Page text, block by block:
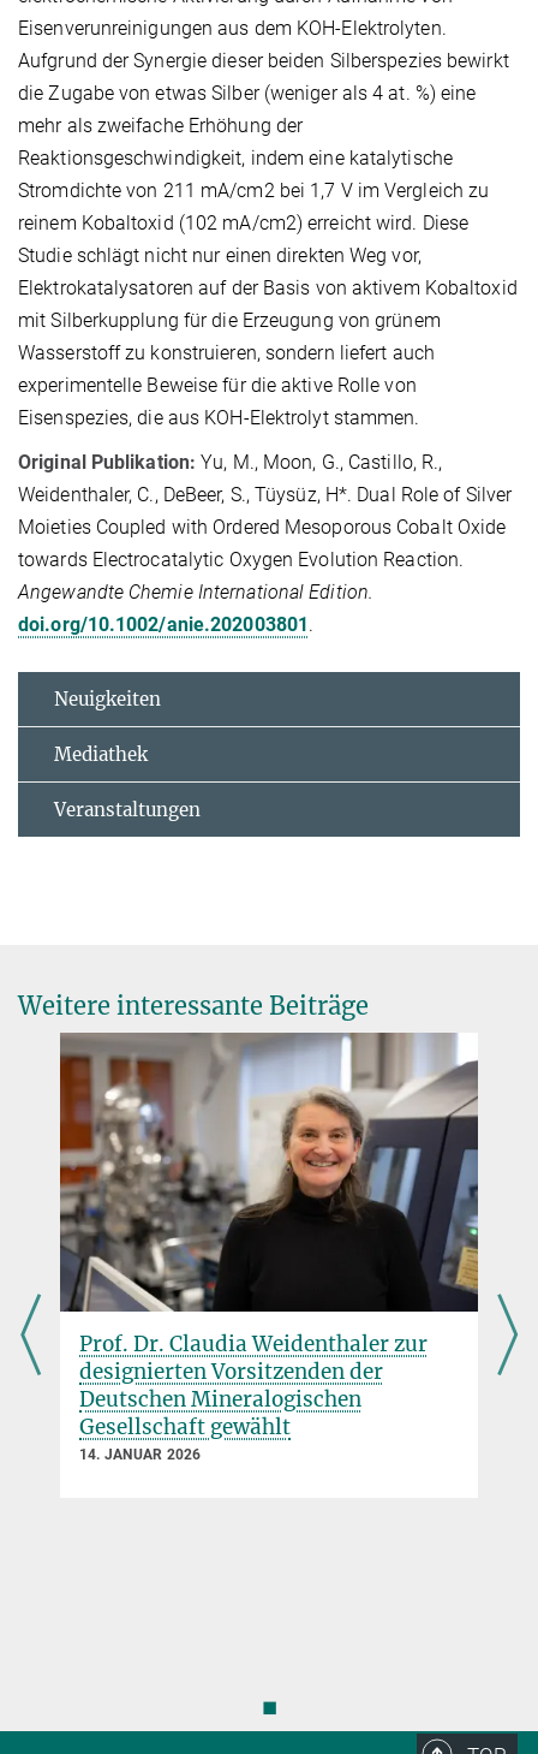
Eisenverunreinigungen aus dem KOH-Elektrolyten.
Aufgrund der Synergie dieser beiden Silberspezies bewirkt
die Zugabe von etwas Silber (weniger als 4 at. %) eine
mehr als zweifache Erhöhung der
Reaktionsgeschwindigkeit, indem eine katalytische
Stromdichte von 211 mA/cm2 bei 1,7 V im Vergleich zu
reinem Kobaltoxid (102 mA/cm2) erreicht wird. Diese
Studie schlägt nicht nur einen direkten Weg vor,
Elektrokatalysatoren auf der Basis von aktivem Kobaltoxid
mit Silberkupplung für die Erzeugung von grünem
Wasserstoff zu konstruieren, sondern liefert auch
experimentelle Beweise für die aktive Rolle von
Eisenspezies, die aus KOH-Elektrolyt stammen.
Original Publikation:Yu, M., Moon, G., Castillo, R.,
Weidenthaler, C., DeBeer, S., Tüysüz, H*. Dual Role of Silver
Moieties Coupled with Ordered Mesoporous Cobalt Oxide
towards Electrocatalytic Oxygen Evolution Reaction.
Angewandte Chemie International Edition.
doi.org/10.1002/anie.202003801.
Neuigkeiten
Mediathek
Veranstaltungen
Weitere interessante Beiträge
Prof. Dr. Claudia Weidenthaler zur
designierten Vorsitzenden der
Deutschen Mineralogischen
Gesellschaft gewählt
14. JANUAR 2026
◼